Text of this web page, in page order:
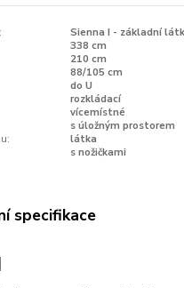
Sienna I - základní
338 cm
210 cm
88/105 cm
do U
rozkládací
vícemístné
s úložným prostorem
látka
s nožičkami
specifikace